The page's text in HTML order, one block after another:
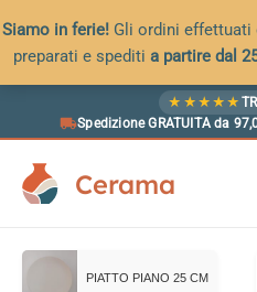
Siamo in ferie! Gli ordini effettuati
preparati e spediti a partire dal
★ ★ ★ ★ ★
Spedizione GRATUITA da
Cerama
PIATTO PIANO 25 CM